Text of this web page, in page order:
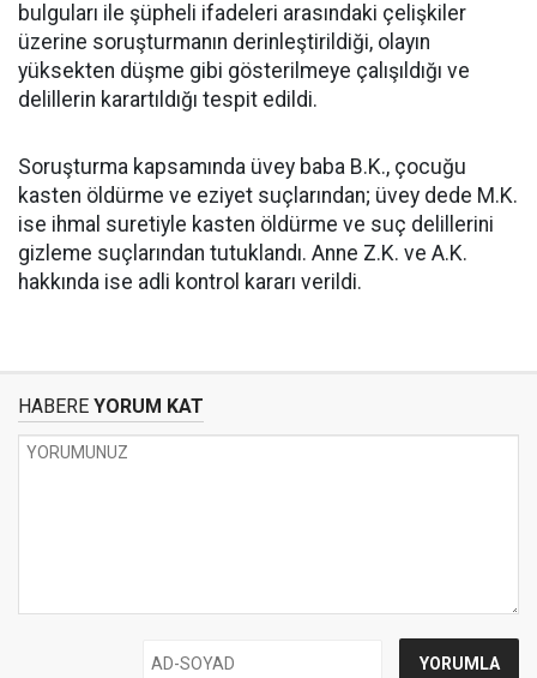
bulguları ile şüpheli ifadeleri arasındaki çelişkiler
üzerine soruşturmanın derinleştirildiği, olayın
yüksekten düşme gibi gösterilmeye çalışıldığı ve
delillerin karartıldığı tespit edildi.
Soruşturma kapsamında üvey baba B.K., çocuğu
kasten öldürme ve eziyet suçlarından; üvey dede M.K.
ise ihmal suretiyle kasten öldürme ve suç delillerini
gizleme suçlarından tutuklandı. Anne Z.K. ve A.K.
hakkında ise adli kontrol kararı verildi.
HABERE YORUM KAT